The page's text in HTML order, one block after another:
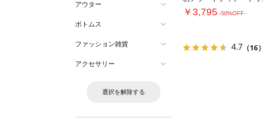
アウター
ボトムス
ファッション雑貨
アクセサリー
選択を解除する
￥3,795 -50%OFF-
4.7 （16）